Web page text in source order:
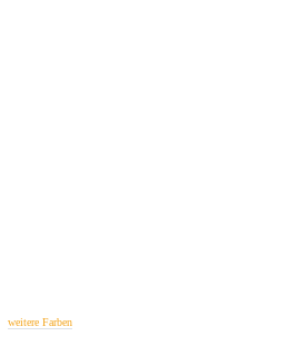
weitere Farben